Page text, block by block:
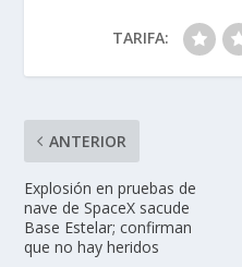
TARIFA:
ANTERIOR
Explosión en pruebas de
nave de SpaceX sacude
Base Estelar; confirman
que no hay heridos